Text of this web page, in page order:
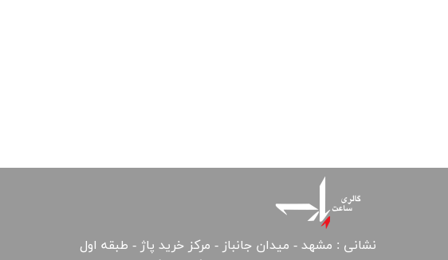
نشانی : مشهد - میدان جانباز - مرکز خرید پاژ - طبقه اول